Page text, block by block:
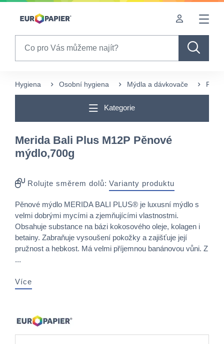
Table Of Content
Hygiena Osobní hygiena Mýdla a dávkovače
Kategorie
Merida Bali Plus M12P Pěnové
mýdlo,700g
Rolujte směrem dolů: Varianty produktu
Pěnové mýdlo MERIDA BALI PLUS® je luxusní mýdlo s
velmi dobrými mycími a zjemňujícími vlastnostmi.
Obsahuje substance na bázi kokosového oleje, kolagen i
betainy. Zabraňuje vysoušení pokožky a zajišťuje její
pružnost a hebkost. Má velmi příjemnou banánovou vůni. Z
...
Více